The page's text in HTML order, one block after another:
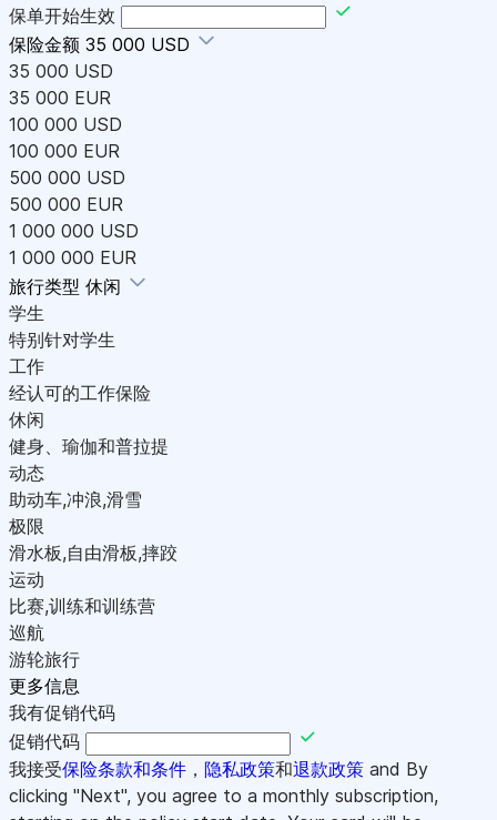
保单开始生效
保险金额 35 000 USD
35 000 USD
35 000 EUR
100 000 USD
100 000 EUR
500 000 USD
500 000 EUR
1 000 000 USD
1 000 000 EUR
旅行类型 休闲
学生
特别针对学生
工作
经认可的工作保险
休闲
健身、瑜伽和普拉提
动态
助动车,冲浪,滑雪
极限
滑水板,自由滑板,摔跤
运动
比赛,训练和训练营
巡航
游轮旅行
更多信息
我有促销代码
促销代码
我接受保险条款和条件 ， 隐私政策和退款政策 and By
clicking "Next", you agree to a monthly subscription,